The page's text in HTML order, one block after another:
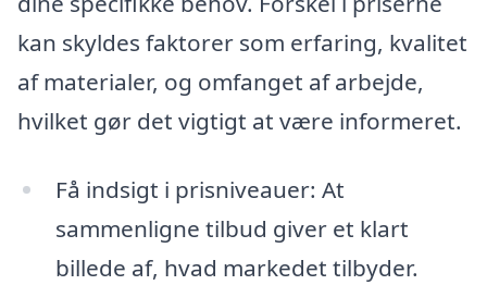
kan skyldes faktorer som erfaring, kvalitet
af materialer, og omfanget af arbejde,
hvilket gør det vigtigt at være informeret.
Få indsigt i prisniveauer: At
sammenligne tilbud giver et klart
billede af, hvad markedet tilbyder.